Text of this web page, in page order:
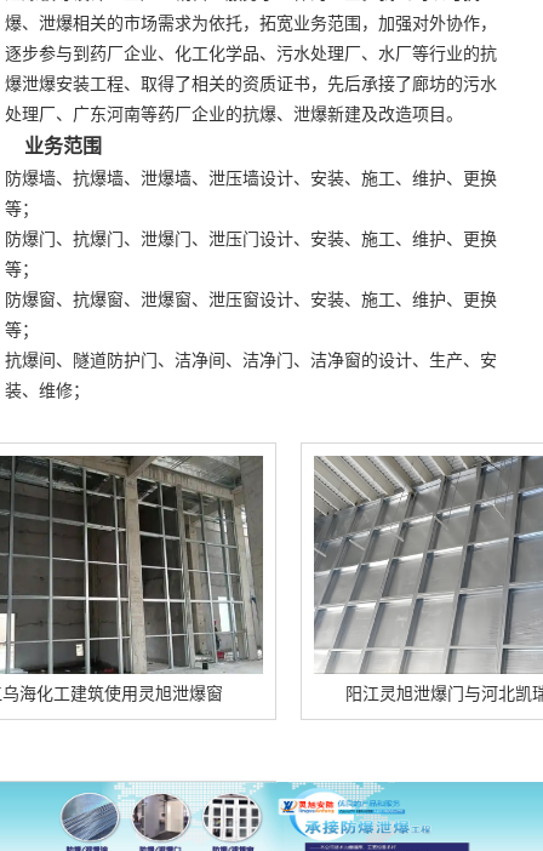
爆、泄爆相关的市场需求为依托，拓宽业务范围，加强对外协作，
逐步参与到药厂企业、化工化学品、污水处理厂、水厂等行业的抗
爆泄爆安装工程、取得了相关的资质证书，先后承接了廊坊的污水
处理厂、广东河南等药厂企业的抗爆、泄爆新建及改造项目。
业务范围
防爆墙、抗爆墙、泄爆墙、泄压墙设计、安装、施工、维护、更换
等；
防爆门、抗爆门、泄爆门、泄压门设计、安装、施工、维护、更换
等；
防爆窗、抗爆窗、泄爆窗、泄压窗设计、安装、施工、维护、更换
等；
抗爆间、隧道防护门、洁净间、洁净门、洁净窗的设计、生产、安
装、维修；
建筑使用灵旭泄爆窗 阳江灵旭泄爆门与河北凯瑞化工